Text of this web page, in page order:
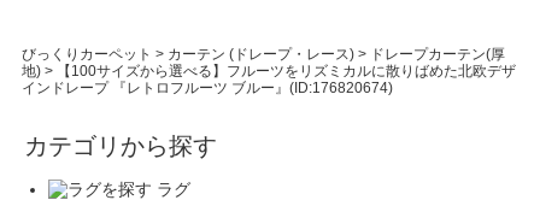
びっくりカーペット > カーテン (ドレープ・レース)> ドレープカーテン(厚
地)>
【100サイズから選べる】フルーツをリズミカルに散りばめた北欧デザ
インドレープ 『レトロフルーツ ブルー』(ID:176820674)
カテゴリから探す
ラグ